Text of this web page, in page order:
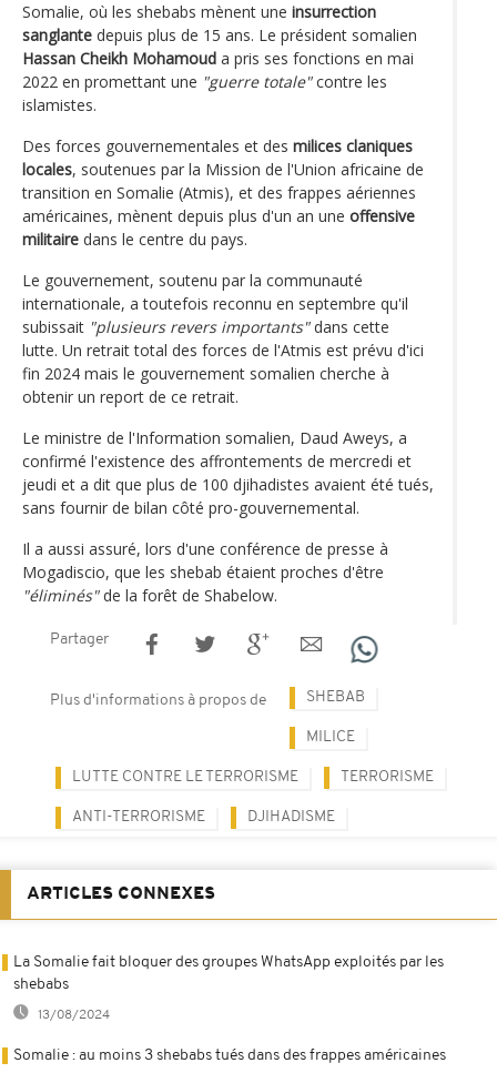
Somalie, où les shebabs mènent une insurrection
sanglante depuis plus de 15 ans. Le président somalien
Hassan Cheikh Mohamoud a pris ses fonctions en mai
2022 en promettant une "guerre totale"contre les
islamistes.
Des forces gouvernementales et des milices claniques
locales, soutenues par la Mission de l'Union africaine de
transition en Somalie (Atmis), et des frappes aériennes
américaines, mènent depuis plus d'un an une offensive
militaire dans le centre du pays.
Le gouvernement, soutenu par la communauté
internationale, a toutefois reconnu en septembre qu'il
subissait "plusieurs revers importants"dans cette
lutte. Un retrait total des forces de l'Atmis est prévu d'ici
fin 2024 mais le gouvernement somalien cherche à
obtenir un report de ce retrait.
Le ministre de l'Information somalien, Daud Aweys, a
confirmé l'existence des affrontements de mercredi et
jeudi et a dit que plus de 100 djihadistes avaient été tués,
sans fournir de bilan côté pro-gouvernemental.
Il a aussi assuré, lors d'une conférence de presse à
Mogadiscio, que les shebab étaient proches d'être
"éliminés"de la forêt de Shabelow.
Partager
Plus d'informations à propos de SHEBAB
MILICE
LUTTE CONTRE LE TERRORISME TERRORISME
ANTI-TERRORISME DJIHADISME
ARTICLES CONNEXES
La Somalie fait bloquer des groupes WhatsApp exploités par les
shebabs
13/08/2024
Somalie : au moins 3 shebabs tués dans des frappes américaines